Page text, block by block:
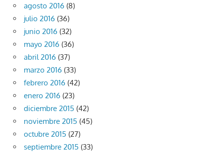
agosto 2016 (8)
julio 2016 (36)
junio 2016 (32)
mayo 2016 (36)
abril 2016 (37)
marzo 2016 (33)
febrero 2016 (42)
enero 2016 (23)
diciembre 2015 (42)
noviembre 2015 (45)
octubre 2015 (27)
septiembre 2015 (33)